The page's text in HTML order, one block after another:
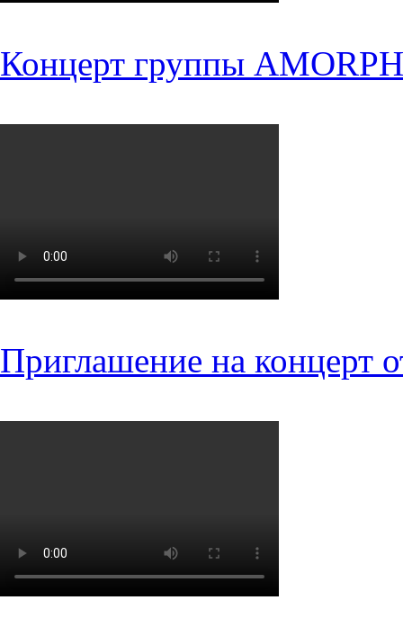
Концерт группы
Приглашение на концерт